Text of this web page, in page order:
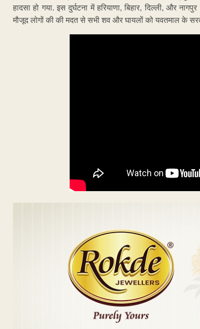
हादसा हो गया. इस दुर्घटना में हरियाणा, बिहार, दिल्ली, और
मौजूद लोगों की की मदत से सभी शव और घायलों को यवतमाल के